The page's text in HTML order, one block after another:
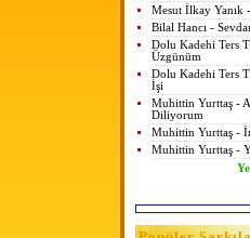
Mesut İlkay Yanık
Bilal Hancı -
Dolu Kadehi Ters
Üzgünüm
Dolu Kadehi Ters
İşi
Muhittin Yurttaş -
Diliyorum
Muhittin Yurttaş -
Muhittin Yurttaş -